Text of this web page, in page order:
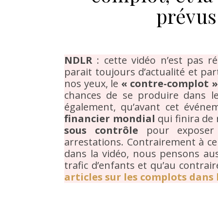
NDLR : cette vidéo n’est pas
parait toujours d’actualité et
nos yeux, le « contre-complot »
chances de se produire dans
également, qu’avant cet
financier mondial qui finira de
sous contrôle pour
arrestations. Contrairement à
dans la vidéo, nous pensons
trafic d’enfants et qu’au
articles sur les complots dans